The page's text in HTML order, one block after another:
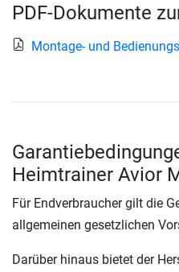
PDF-Dokumente
Montage- und
Heimtrainer Avior
Für Endverbraucher gilt die
allgemeinen gesetzlichen
Darüber hinaus bietet der